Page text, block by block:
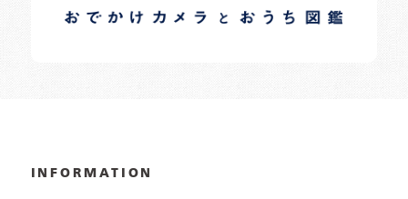
日常の様子など随時更新中です。
INFORMATION